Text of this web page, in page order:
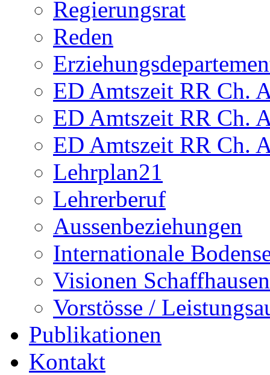
Regierungsrat
Reden
ED Amtszeit RR Ch.
ED Amtszeit RR Ch.
ED Amtszeit RR Ch.
Lehrplan21
Lehrerberuf
Aussenbeziehungen
Internationale
Visionen Schaffhausen
Vorstösse /
Publikationen
Kontakt